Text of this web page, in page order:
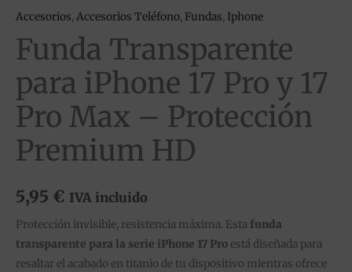
Accesorios,Accesorios Teléfono, Fundas, Iphone
Funda Transparente
para iPhone 17 Pro y 17
Pro Max – Protección
Premium HD
5,95 € IVA incluido
Protección invisible, resistencia máxima. Esta funda
transparente para la serie iPhone 17 Pro está diseñada para
resaltar el acabado en titanio de tu dispositivo mientras ofrece